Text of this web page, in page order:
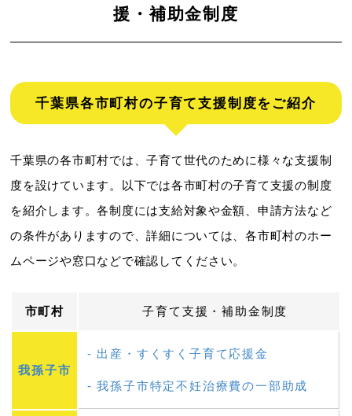
援・補助金制度
千葉県各市町村の子育て支援制度をご紹介
千葉県の各市町村では、子育て世代のために様々な支援制
度を設けています。以下では各市町村の子育て支援の制度
を紹介します。各制度には支給対象や金額、申請方法など
の条件がありますので、詳細については、各市町村のホー
ムページや窓口などで確認してください。
市町村 子育て支援・補助金制度
我孫子市
出産・すくすく子育て応援金
我孫子市特定不妊治療費の一部助成